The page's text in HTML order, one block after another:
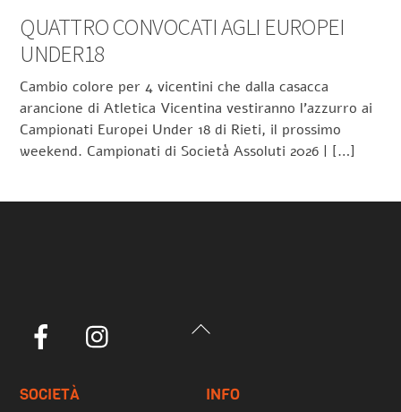
QUATTRO CONVOCATI AGLI EUROPEI
UNDER18
Cambio colore per 4 vicentini che dalla casacca
arancione di Atletica Vicentina vestiranno l’azzurro ai
Campionati Europei Under 18 di Rieti, il prossimo
weekend. Campionati di Società Assoluti 2026 | […]
Back
Facebook
SOCIETÀ INFO